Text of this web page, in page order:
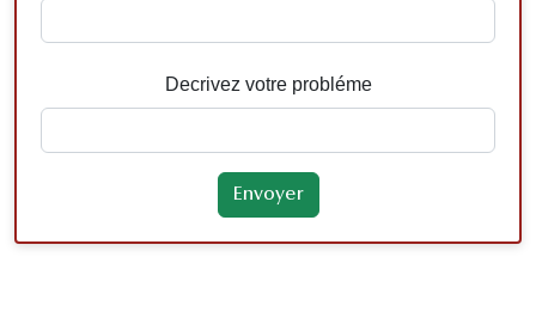
Decrivez votre probléme